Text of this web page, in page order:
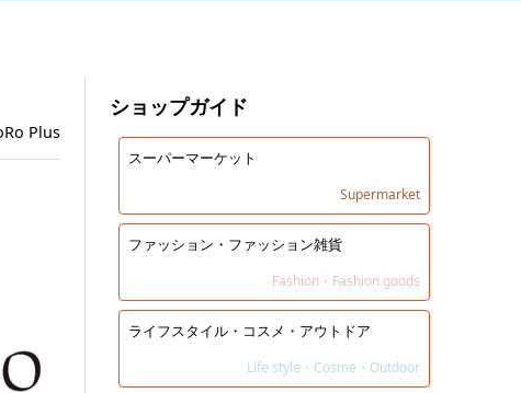
Plus
ショップガイド
スーパーマーケット
Supermarket
ファッション・ファッション雑貨
Fashion・Fashion goods
ライフスタイル・コスメ・アウトドア
Life style・Cosme・Outdoor